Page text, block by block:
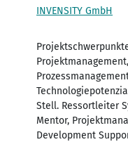
INVENSITY GmbH
Stell. Ressortleiter
Mentor,
Development